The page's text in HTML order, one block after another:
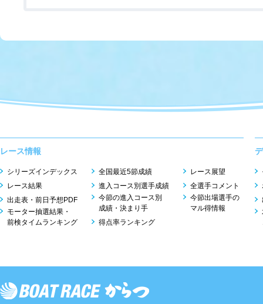
レース情報
シリーズインデックス
レース結果
出走表・前日予想PDF
モーター抽選結果・
前検タイムランキング
全国最近5節成績
進入コース別選手成績
今節の進入コース別
成績・決まり手
得点率ランキング
レース展望
全選手コメント
今節出場選手の
マル得情報